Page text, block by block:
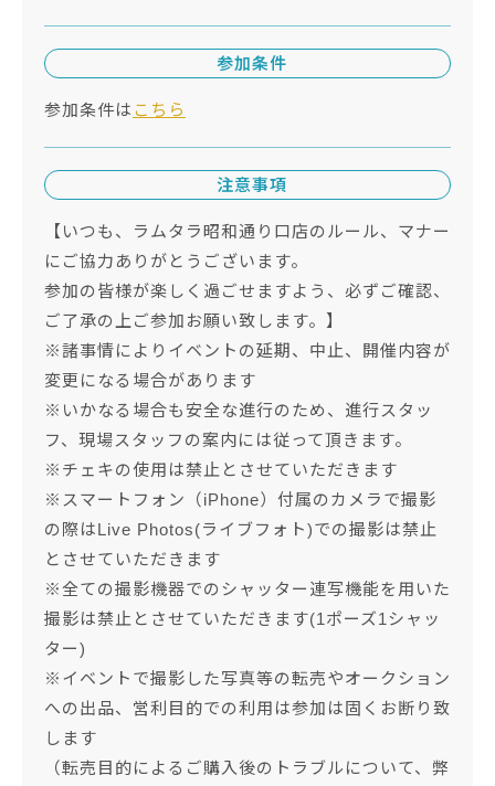
参加条件
参加条件は こちら
注意事項
【いつも、ラムタラ昭和通り口店のルール、マナー
にご協力ありがとうございます。
参加の皆様が楽しく過ごせますよう、必ずご確認、
ご了承の上ご参加お願い致します。】
※諸事情によりイベントの延期、中止、開催内容が
変更になる場合があります
※いかなる場合も安全な進行のため、進行スタッ
フ、現場スタッフの案内には従って頂きます。
※チェキの使用は禁止とさせていただきます
※スマートフォン（iPhone）付属のカメラで撮影
の際はLive Photos(ライブフォト)での撮影は禁止
とさせていただきます
※全ての撮影機器でのシャッター連写機能を用いた
撮影は禁止とさせていただきます(1ポーズ1シャッ
ター)
※イベントで撮影した写真等の転売やオークション
への出品、営利目的での利用は参加は固くお断り致
します
（転売目的によるご購入後のトラブルについて、弊